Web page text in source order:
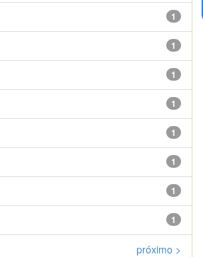
1
1
1
1
1
1
1
1
próximo >